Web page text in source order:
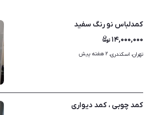
کمدلباس نو رنگ سفید
۱۴,۰۰۰,۰۰۰
تهران، اسکندری، ۲ هفته پیش
کمد چوبی ، کمد دیواری